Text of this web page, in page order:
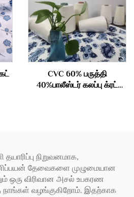
CVC 60% பருத்தி
40%பாலீஸ்டர் கலப்பு க்ரட்
நிறுவனமாக,
தேவைகளை முழுமையான
ஒரு விரிவான அசல் உபகரண
நாங்கள் வழங்குகிறோம். இதற்காக